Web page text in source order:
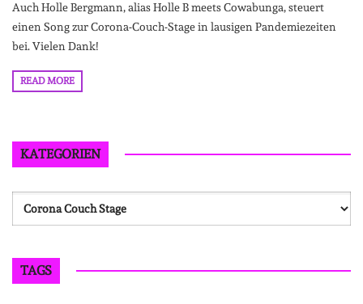
Auch Holle Bergmann, alias Holle B meets Cowabunga, steuert
einen Song zur Corona-Couch-Stage in lausigen Pandemiezeiten
bei. Vielen Dank!
READ MORE
KATEGORIEN
Kategorien
TAGS